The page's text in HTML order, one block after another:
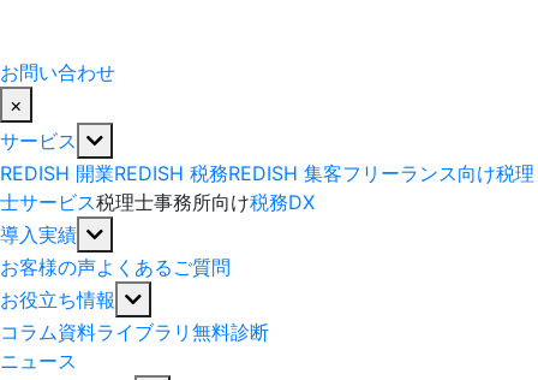
お問い合わせ
×
サービス
REDISH 開業REDISH 税務REDISH 集客フリーランス向け税理
士サービス税理士事務所向け税務DX
導入実績
お客様の声よくあるご質問
お役立ち情報
コラム資料ライブラリ 無料診断
ニュース